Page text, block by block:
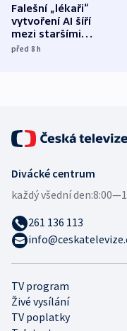
Falešní „lékaři“
vytvoření AI šíří
mezi staršími
Poláky nebezpečné
před 8h
TV program
Živé vysílání
TV poplatky
Divácké centrum
každý všední den:
261 136 113